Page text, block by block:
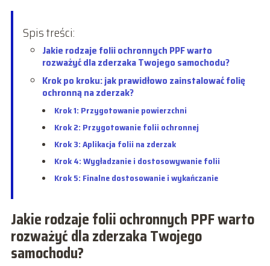
Spis treści:
Jakie rodzaje folii ochronnych PPF warto
rozważyć dla zderzaka Twojego samochodu?
Krok po kroku: jak prawidłowo zainstalować folię
ochronną na zderzak?
Krok 1: Przygotowanie powierzchni
Krok 2: Przygotowanie folii ochronnej
Krok 3: Aplikacja folii na zderzak
Krok 4: Wygładzanie i dostosowywanie folii
Krok 5: Finalne dostosowanie i wykańczanie
Jakie rodzaje folii ochronnych PPF warto
rozważyć dla zderzaka Twojego
samochodu?